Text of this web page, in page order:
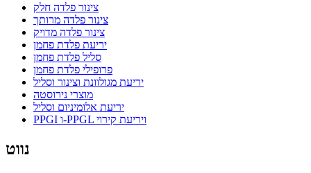
צינור פלדה חלק
צינור פלדה מרותך
צינור פלדה מדויק
יריעת פלדת פחמן
סליל פלדת פחמן
פרופילי פלדת פחמן
יריעת מגולוונת וצינור וסליל
מוצרי נירוסטה
יריעת אלומיניום וסליל
PPGI ו-PPGL ויריעת קירוי
נווט